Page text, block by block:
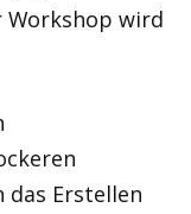
Workshop wird
das Erstellen